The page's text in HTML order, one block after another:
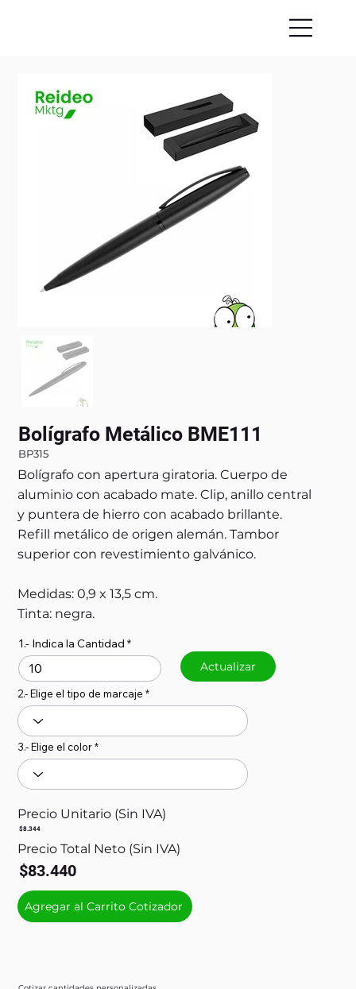
Bolígrafo Metálico BME111
BP315
Bolígrafo con apertura giratoria. Cuerpo de
aluminio con acabado mate. Clip, anillo central
y puntera de hierro con acabado brillante.
Refill metálico de origen alemán. Tambor
superior con revestimiento galvánico.
Medidas: 0,9 x 13,5 cm.
Tinta: negra.
1.- Indica la Cantidad
Actualizar
2.- Elige el tipo de marcaje
3.- Elige el color
Precio Unitario (Sin IVA)
$8.344
Precio Total Neto (Sin IVA)
$83.440
Agregar al Carrito Cotizador